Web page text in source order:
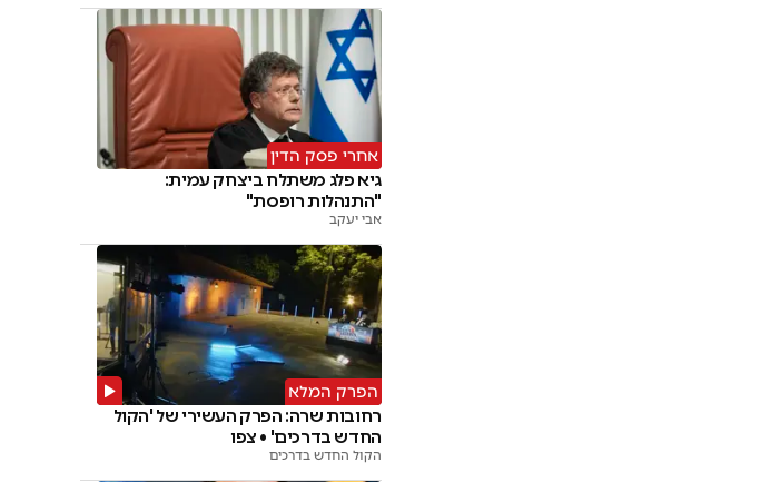
אחרי פסק הדין
גיא פלג משתלח ביצחק עמית:
"התנהלות רופסת"
אבי יעקב
הפרק המלא
רחובות שרה: הפרק העשירי של 'הקול
החדש בדרכים' • צפו
הקול החדש בדרכים